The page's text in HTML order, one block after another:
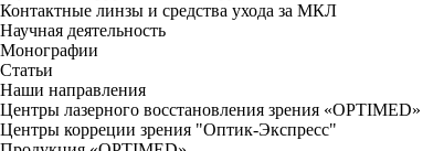
Контактные линзы и средства ухода за МКЛ
Научная деятельность
Монографии
Статьи
Наши направления
Центры лазерного восстановления зрения «OPTIMED»
Центры корреции зрения "Оптик-Экспресс"